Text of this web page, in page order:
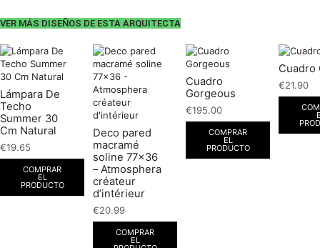
VER MÁS DISEÑOS DE ESTA ARQUITECTA
Lámpara De
Techo
Summer 30
Cm Natural
€19.65
COMPRAR
EL
PRODUCTO
Deco pared
macramé
soline 77×36
– Atmosphera
créateur
d’intérieur
€20.99
COMPRAR
EL
Cuadro
Gorgeous
€195.00
COMPRAR
EL
PRODUCTO
Cuadro
€21.90